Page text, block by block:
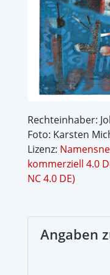
Rechteinhaber:
Foto: Karsten
Lizenz:
kommerziell 4.0
NC 4.0 DE)
Angaben